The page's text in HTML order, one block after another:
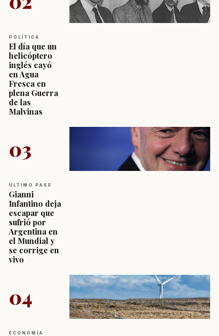
POLÍTICA
El día que un
helicóptero
inglés cayó
en Agua
Fresca en
plena Guerra
de las
Malvinas
03
ÚLTIMO PASE
Gianni
Infantino deja
escapar que
sufrió por
Argentina en
el Mundial y
se corrige en
vivo
04
ECONOMÍA